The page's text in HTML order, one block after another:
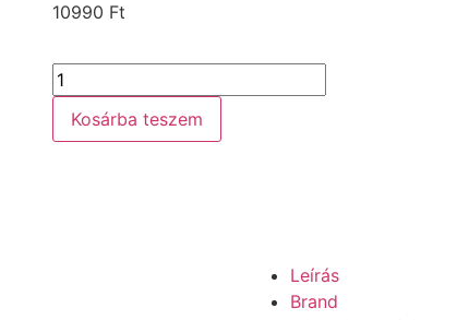
10990 Ft
Kosárba teszem
Leírás
Brand